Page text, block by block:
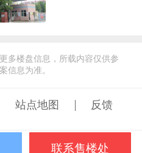
多楼盘信息，所载内容仅供参
信息为准。
站点地图 反馈
产 ihouse.ifeng.com
联系售楼处